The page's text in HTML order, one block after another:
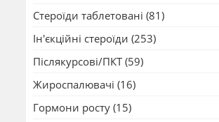
Стероїди таблетовані (81)
Ін'єкційні стероїди (253)
Післякурсові/ПКТ (59)
Жироспалювачі (16)
Гормони росту (15)